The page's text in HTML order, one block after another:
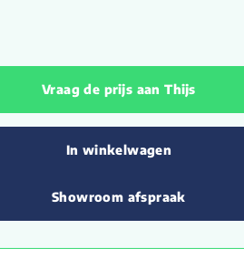
Vraag de prijs aan Thijs
In winkelwagen
Showroom afspraak